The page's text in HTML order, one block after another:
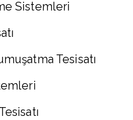
Sistemleri
Tesisatı